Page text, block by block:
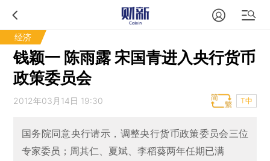
经济
钱颖一 陈雨露 宋国青进入央行货币
政策委员会
2012年03月14日 19:30 T中
国务院同意央行请示，调整央行货币政策委员会三位
专家委员；周其仁、夏斌、李稻葵两年任期已满